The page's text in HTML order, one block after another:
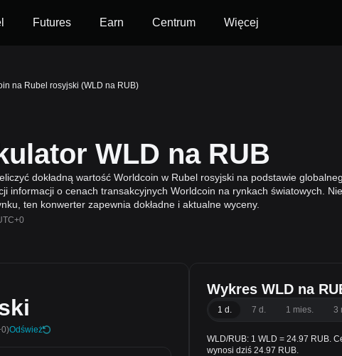
Futures Earn Centrum Więcej
na Rubel rosyjski (WLD na RUB)
WLD na RUB
dokładną wartość Worldcoin w Rubel rosyjski na podstawie
informacji o cenach transakcyjnych Worldcoin na rynkach światowych.
ten konwerter zapewnia dokładne i aktualne wyceny.
Odśwież
Wykres WLD na
1 d. 7 d. 1 mies. 3
WLD/RUB: 1 WLD = 24.97 RUB.
wynosi dziś 24.97 RUB.